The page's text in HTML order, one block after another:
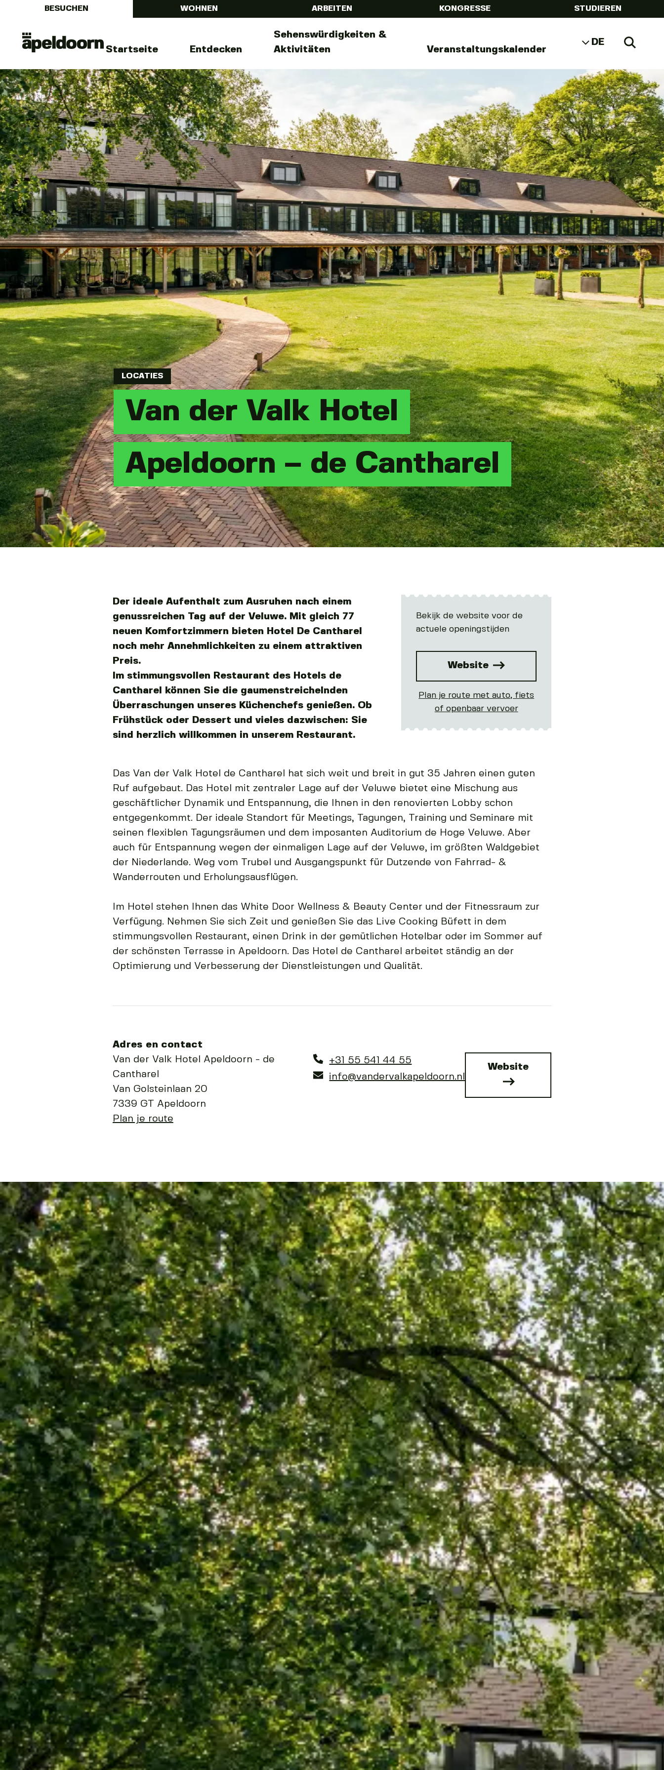
BESUCHEN WOHNEN ARBEITEN KONGRESSE STUDIEREN
Uit
Apeldoorn
Startseite
Entdecken
Sehenswürdigkeiten &
Aktivitäten
Veranstaltungskalender
DE
EN
LOCATIES
Van der Valk Hotel
Apeldoorn – de Cantharel
Bekijk de website voor de
actuele openingstijden
Website
Plan je route met auto, fiets
of openbaar vervoer
Der ideale Aufenthalt zum Ausruhen nach einem
genussreichen Tag auf der Veluwe. Mit gleich 77
neuen Komfortzimmern bieten Hotel De Cantharel
noch mehr Annehmlichkeiten zu einem attraktiven
Preis.
Im stimmungsvollen Restaurant des Hotels de
Cantharel können Sie die gaumenstreichelnden
Überraschungen unseres Küchenchefs genießen. Ob
Frühstück oder Dessert und vieles dazwischen: Sie
sind herzlich willkommen in unserem Restaurant.
Das Van der Valk Hotel de Cantharel hat sich weit und breit in gut 35 Jahren einen guten
Ruf aufgebaut. Das Hotel mit zentraler Lage auf der Veluwe bietet eine Mischung aus
geschäftlicher Dynamik und Entspannung, die Ihnen in den renovierten Lobby schon
entgegenkommt. Der ideale Standort für Meetings, Tagungen, Training und Seminare mit
seinen flexiblen Tagungsräumen und dem imposanten Auditorium de Hoge Veluwe. Aber
auch für Entspannung wegen der einmaligen Lage auf der Veluwe, im größten Waldgebiet
der Niederlande. Weg vom Trubel und Ausgangspunkt für Dutzende von Fahrrad- &
Wanderrouten und Erholungsausflügen.
Im Hotel stehen Ihnen das White Door Wellness & Beauty Center und der Fitnessraum zur
Verfügung. Nehmen Sie sich Zeit und genießen Sie das Live Cooking Büfett in dem
stimmungsvollen Restaurant, einen Drink in der gemütlichen Hotelbar oder im Sommer auf
der schönsten Terrasse in Apeldoorn. Das Hotel de Cantharel arbeitet ständig an der
Optimierung und Verbesserung der Dienstleistungen und Qualität.
Adres en contact
Van der Valk Hotel Apeldoorn - de
Cantharel
Van Golsteinlaan 20
7339 GT Apeldoorn
Plan je route
+31 55 541 44 55
info@vandervalkapeldoorn.nl
Website